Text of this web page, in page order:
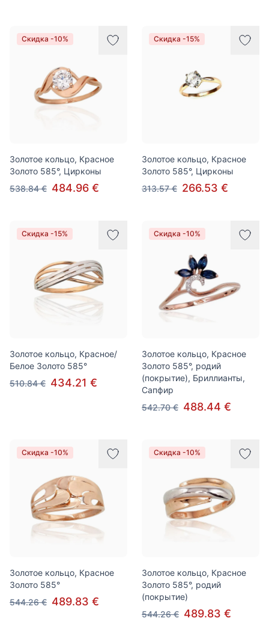
Скидка -10%
Золотое кольцо, Красное
Золото 585°, Цирконы
538.84 € 484.96 €
Скидка -15%
Золотое кольцо, Красное
Золото 585°, Цирконы
313.57 € 266.53 €
Скидка -15%
Золотое кольцо, Красное/
Белое Золото 585°
510.84 € 434.21 €
Скидка -10%
Золотое кольцо, Красное
Золото 585°, родий
(покрытие), Бриллианты,
Сапфир
542.70 € 488.44 €
Скидка -10%
Золотое кольцо, Красное
Золото 585°
544.26 € 489.83 €
Скидка -10%
Золотое кольцо, Красное
Золото 585°, родий
(покрытие)
544.26 € 489.83 €